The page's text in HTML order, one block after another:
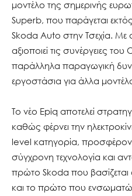
μοντέλο της σημερινής
Superb, που παράγεται
Skoda Auto στην Τσεχία. Με
αξιοποιεί τις συνέργειες
παράλληλα παραγωγική
εργοστάσια για άλλα
Το νέο Epiq αποτελεί
καθώς φέρνει την
level κατηγορία,
σύγχρονη τεχνολογία και
πρώτο Skoda που
και το πρώτο που